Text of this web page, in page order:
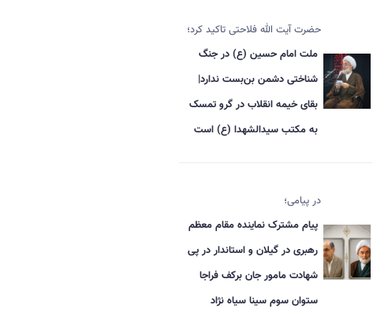
حضرت آیت الله فلاحتی تاکید کرد؛
ملت امام حسین (ع) در جنگ
شناختی دشمن بن‌بست ندارد|
بقای خیمه انقلاب در گرو تمسک
به مکتب سیدالشهدا (ع) است
در پیامی؛
پیام مشترک نماینده مقام معظم
رهبری در گیلان و استاندار در پی
شهادت مامور جان برکف فراجا
ستوان سوم سینا سیاه نژاد